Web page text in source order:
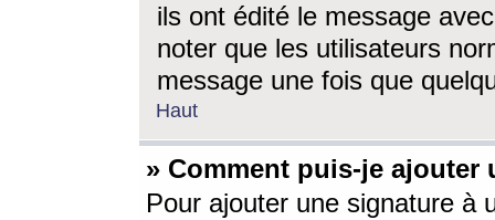
ils ont édité le message
noter que les utilisateurs
message une fois que
Haut
» Comment puis-je ajouter
Pour ajouter une signature à